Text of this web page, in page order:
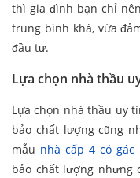
thì gia đình bạn chỉ
trung bình khá, vừa
đầu tư.
Lựa chọn nhà thầu
Lựa chọn nhà thầu uy
bảo chất lượng cũng
mẫu nhà cấp 4 có gác
bảo chất lượng nhưng